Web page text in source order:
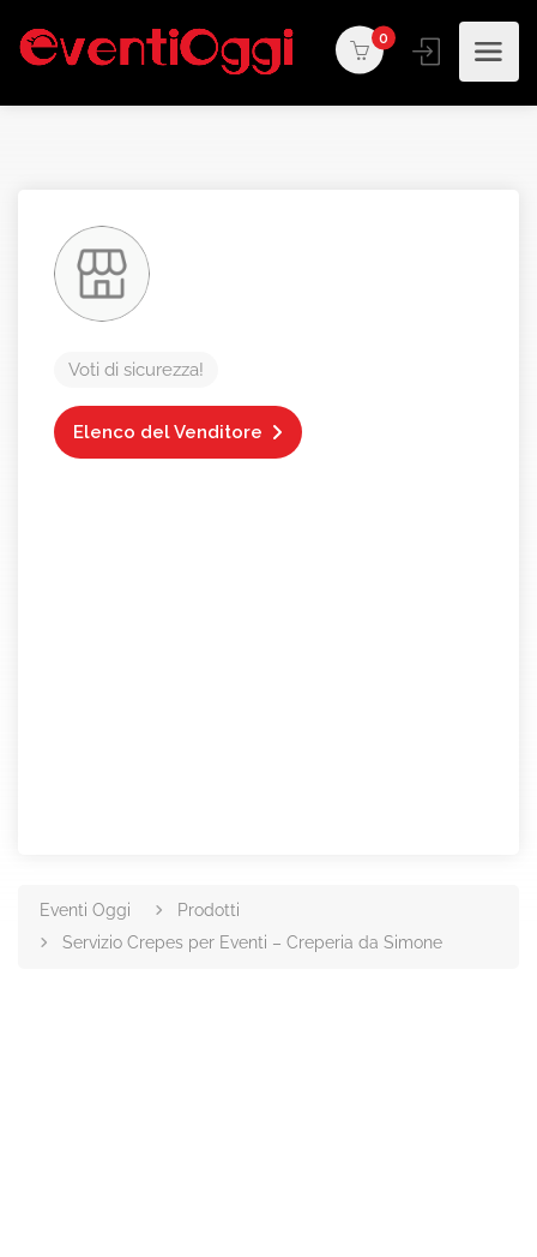
0
Voti di sicurezza!
Elenco del Venditore
Eventi Oggi
Prodotti
Servizio Crepes per Eventi – Creperia da Simone